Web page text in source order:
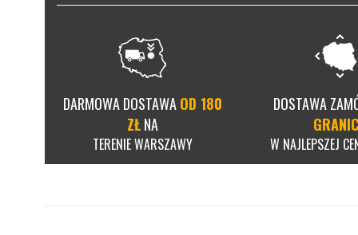
DARMOWA DOSTAWAOD 180
ZŁNA
TERENIE WARSZAWY
DOSTAWA
W NAJLEPSZEJ